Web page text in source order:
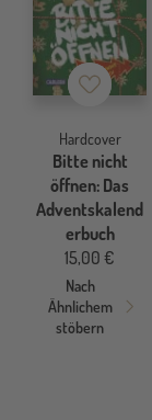
Hardcover
Bitte nicht
öffnen: Das
Adventskalend
erbuch
15,00 €
Nach
Ähnlichem
stöbern